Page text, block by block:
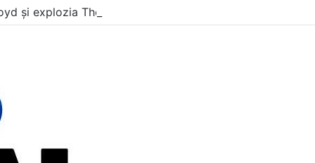
și explozia The Kinks